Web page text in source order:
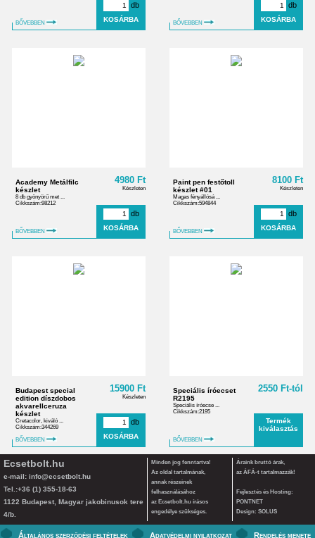
BŐVEBBEN
db
BŐVEBBEN
db
Academy Metálfilc
készlet
8 db gyönyörű met ...
Cikkszám:98212
BŐVEBBEN
4980 Ft
Készleten
db
Paint pen festőtoll
készlet #01
Magas fényállósá ...
Cikkszám:594844
BŐVEBBEN
8100 Ft
Készleten
db
Budapest special
edition díszdobos
akvarellceruza
készlet
Cretacolor, kiváló ...
Cikkszám:344269
BŐVEBBEN
15900 Ft
Készleten
db
Speciális íróecset
R2195
Speciális íróecse ...
Cikkszám:2195
BŐVEBBEN
2550 Ft-tól
Termék
kiválasztás
Ecsetbolt.hu
e-mail: info@ecsetbolt.hu
Tel.:+36 (1) 355-18-63
1122 Budapest, Magyar jakobinusok tere
4/b.
Minden jog fenntartva!
Az oldal tartalmának,
annak részeinek
felhasználásához
az Ecsetbolt.hu írásos
engedélye szükséges.
Áraink bruttó árak,
az ÁFÁ-t tartalmazzák!
Fejlesztés és Hosting:
PONTNET
Design: SOLUS
Általános szerződési feltételek Adatvédelmi nyilatkozat Rendelés menete